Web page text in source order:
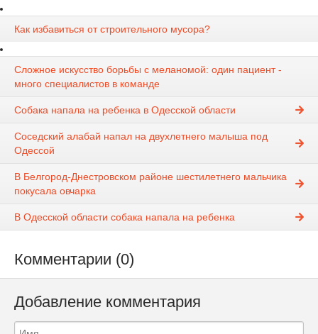
Как избавиться от строительного мусора?
Сложное искусство борьбы с меланомой: один пациент -
много специалистов в команде
Собака напала на ребенка в Одесской области
Соседский алабай напал на двухлетнего малыша под
Одессой
В Белгород-Днестровском районе шестилетнего мальчика
покусала овчарка
В Одесской области собака напала на ребенка
Комментарии (0)
Добавление комментария